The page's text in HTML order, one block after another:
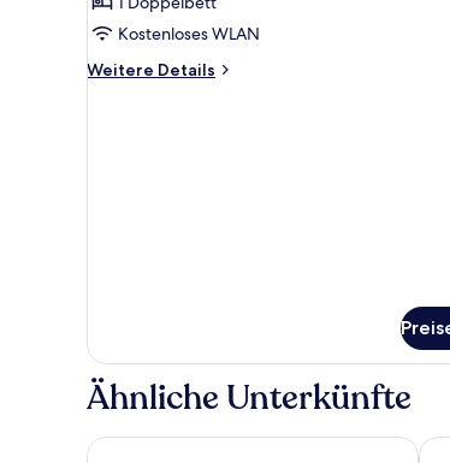
anzeigen
Kostenloses WLAN
Weitere Details
Weitere
Ähnliche Unterkünfte
Unique Hotel